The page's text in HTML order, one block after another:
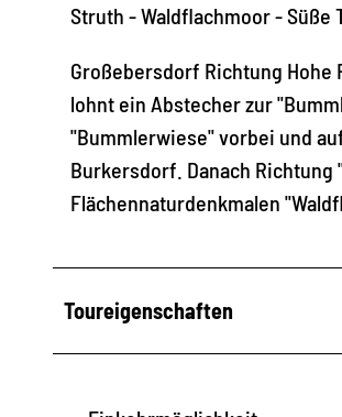
Struth - Waldflachmoor - Süße
Großebersdorf Richtung
lohnt ein Abstecher zur
"Bummlerwiese" vorbei und
Burkersdorf. Danach Richtung
Flächennaturdenkmalen
Toureigenschaften